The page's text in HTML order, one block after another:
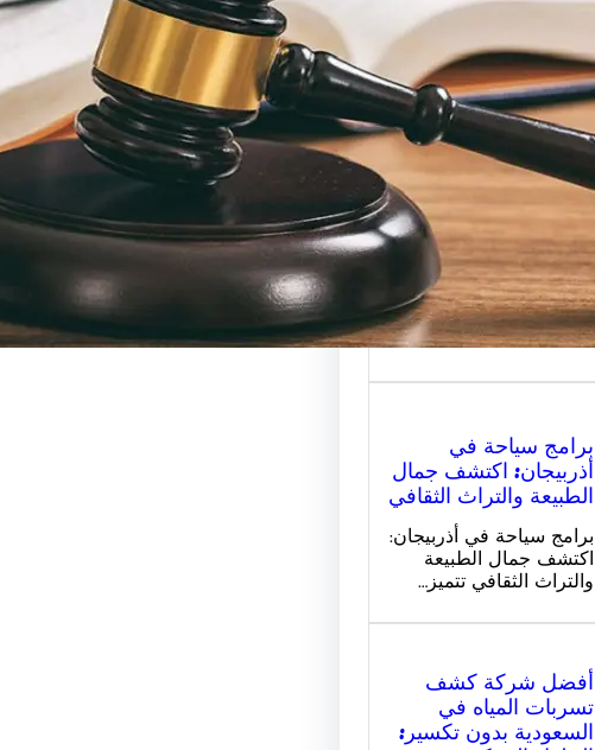
للاستشارات القانونية:
كيف تختار المحامي
المناسب لقضيتك؟
مكتب محاماة للاستشارات
القانونية هو المفتاح
الأساسي للحصول على
المساعدة…
برامج سياحة في
أذربيجان: اكتشف جمال
الطبيعة والتراث الثقافي
برامج سياحة في أذربيجان:
اكتشف جمال الطبيعة
والتراث الثقافي تتميز…
أفضل شركة كشف
تسربات المياه في
السعودية بدون تكسير: